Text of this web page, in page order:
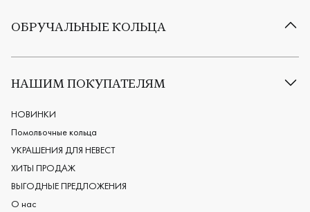
ОБРУЧАЛЬНЫЕ КОЛЬЦА
Все обручальные кольца
Европейские обручальные кольца
Мужские обручальные кольца
Женские обручальные кольца
Обручальные кольца из платины
Дизайнерские обручальные кольца
Черные обручальные кольца
НАШИМ ПОКУПАТЕЛЯМ
НОВИНКИ
Помолвочные кольца
УКРАШЕНИЯ ДЛЯ НЕВЕСТ
ХИТЫ ПРОДАЖ
ВЫГОДНЫЕ ПРЕДЛОЖЕНИЯ
О нас